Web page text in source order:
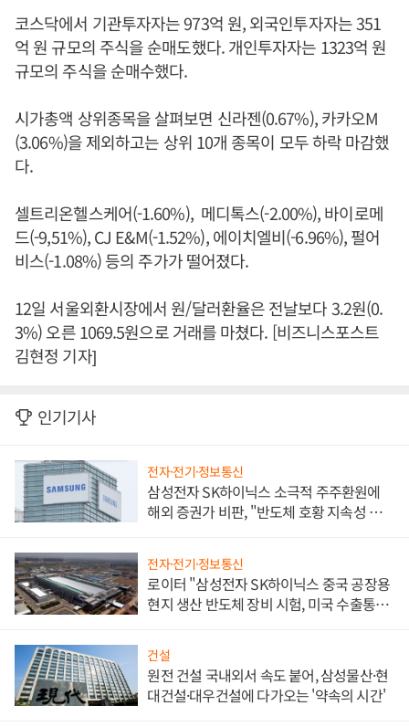
코스닥에서 기관투자자는 973억 원, 외국인투자자는 351
억 원 규모의 주식을 순매도했다. 개인투자자는 1323억 원
규모의 주식을 순매수했다.
시가총액 상위종목을 살펴보면 신라젠(0.67%), 카카오M
(3.06%)을 제외하고는 상위 10개 종목이 모두 하락 마감했
다.
셀트리온헬스케어(-1.60%), 메디톡스(-2.00%), 바이로메
드(-9,51%), CJ E&M(-1.52%), 에이치엘비(-6.96%), 펄어
비스(-1.08%) 등의 주가가 떨어졌다.
12일 서울외환시장에서 원/달러환율은 전날보다 3.2원(0.
3%) 오른 1069.5원으로 거래를 마쳤다. [비즈니스포스트
김현정 기자]
인기기사
전자·전기·정보통신
삼성전자 SK하이닉스 소극적 주주환원에
해외 증권가 비판, "반도체 호황 지속성 의
전자·전기·정보통신
로이터 "삼성전자 SK하이닉스 중국 공장용
현지 생산 반도체 장비 시험, 미국 수출통제
건설
원전 건설 국내외서 속도 붙어, 삼성물산·현
대건설·대우건설에 다가오는 '약속의 시간'